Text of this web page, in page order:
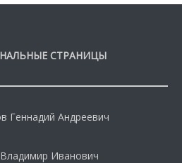
СТРАНИЦЫ
Геннадий Андреевич
Иванович